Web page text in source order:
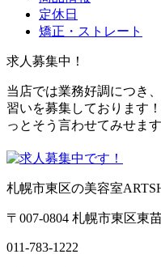
定休日
矯正・ストレート
求人募集中！
当店では業務好調につき
習いを募集しております
っとそう言わせてみせます
札幌市東区の美容室
〒007-0804 札幌市東区東
011-783-1222